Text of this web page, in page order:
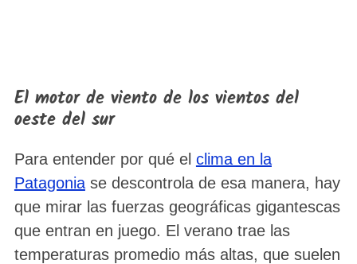
El motor de viento de los vientos del
oeste del sur
Para entender por qué el clima en la
Patagoniase descontrola de esa manera, hay
que mirar las fuerzas geográficas gigantescas
que entran en juego. El verano trae las
temperaturas promedio más altas, que suelen